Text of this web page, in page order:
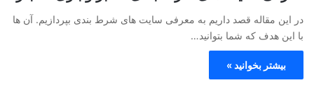
در این مقاله قصد داریم به معرفی سایت های شرط بندی بپردازیم. آن ها
با این هدف که شما بتوانید…
بیشتر بخوانید »